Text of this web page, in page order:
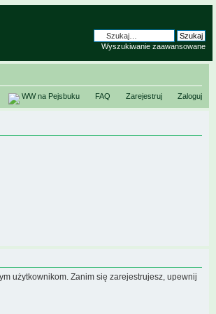
Wyszukiwanie zaawansowane
WW na Pejsbuku FAQ Zarejestruj Zaloguj
użytkownikom. Zanim się zarejestrujesz, upewnij